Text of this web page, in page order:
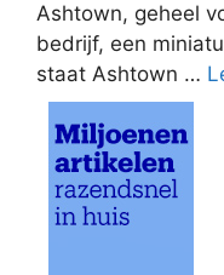
Ashtown, geheel
bedrijf, een
staat Ashtown …